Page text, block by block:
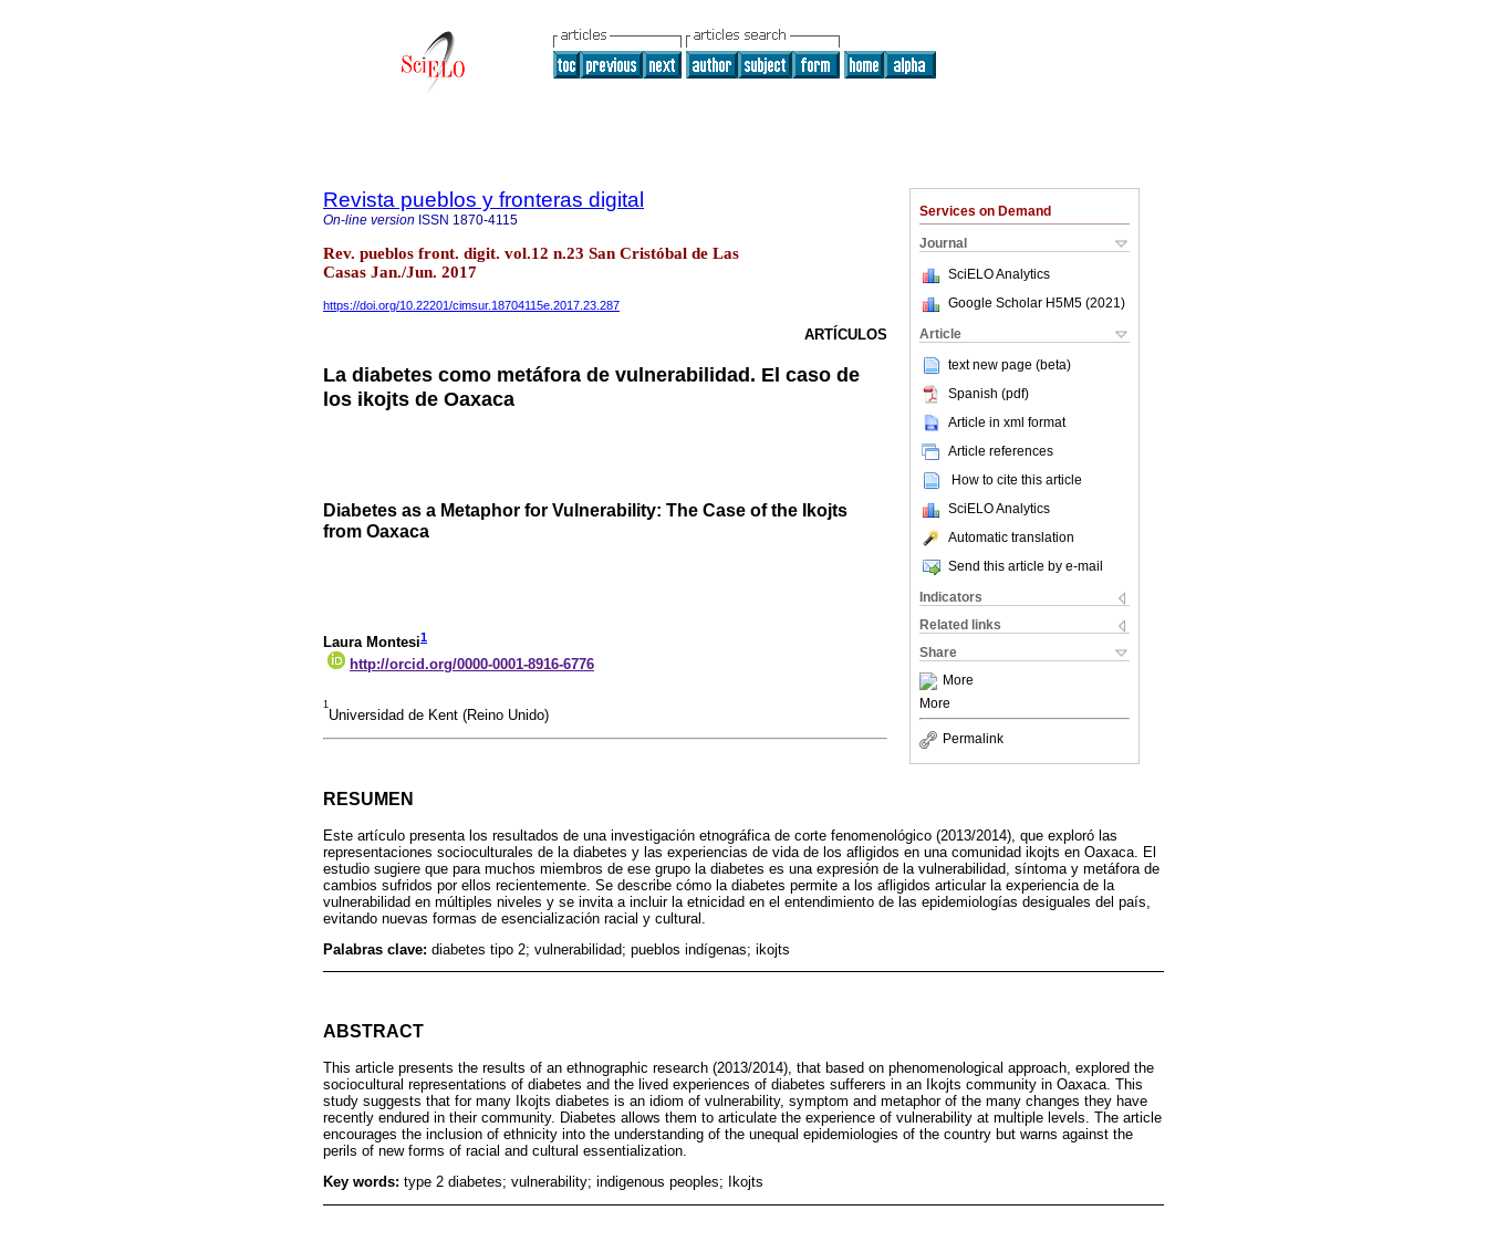
Services on Demand
Journal
SciELO Analytics
Google Scholar H5M5 (2021 )
Article
text new page (beta)
Spanish (pdf)
Article in xml format
Article references
How to cite this article
SciELO Analytics
Automatic translation
Send this article by e-mail
Indicators
Related links
Share
More
More
Permalink
Revista pueblos y fronteras digital
On-line version ISSN 1870-4115
Rev. pueblos front. digit. vol.12 n.23 San Cristóbal de Las
Casas Jan./Jun. 2017
https://doi.org/10.22201/cimsur.18704115e.2017.23.287
ARTÍCULOS
La diabetes como metáfora de vulnerabilidad. El caso de
los ikojts de Oaxaca
Diabetes as a Metaphor for Vulnerability: The Case of the Ikojts
from Oaxaca
Laura Montesi1
http://orcid.org/0000-0001-8916-6776
1
Universidad de Kent (Reino Unido)
RESUMEN
Este artículo presenta los resultados de una investigación etnográfica de corte fenomenológico (2013/2014), que exploró las
representaciones socioculturales de la diabetes y las experiencias de vida de los afligidos en una comunidad ikojts en Oaxaca. El
estudio sugiere que para muchos miembros de ese grupo la diabetes es una expresión de la vulnerabilidad, síntoma y metáfora de
cambios sufridos por ellos recientemente. Se describe cómo la diabetes permite a los afligidos articular la experiencia de la
vulnerabilidad en múltiples niveles y se invita a incluir la etnicidad en el entendimiento de las epidemiologías desiguales del país,
evitando nuevas formas de esencialización racial y cultural.
Palabras clave: diabetes tipo 2; vulnerabilidad; pueblos indígenas; ikojts
ABSTRACT
This article presents the results of an ethnographic research (2013/2014), that based on phenomenological approach, explored the
sociocultural representations of diabetes and the lived experiences of diabetes sufferers in an Ikojts community in Oaxaca. This
study suggests that for many Ikojts diabetes is an idiom of vulnerability, symptom and metaphor of the many changes they have
recently endured in their community. Diabetes allows them to articulate the experience of vulnerability at multiple levels. The article
encourages the inclusion of ethnicity into the understanding of the unequal epidemiologies of the country but warns against the
perils of new forms of racial and cultural essentialization.
Key words: type 2 diabetes; vulnerability; indigenous peoples; Ikojts